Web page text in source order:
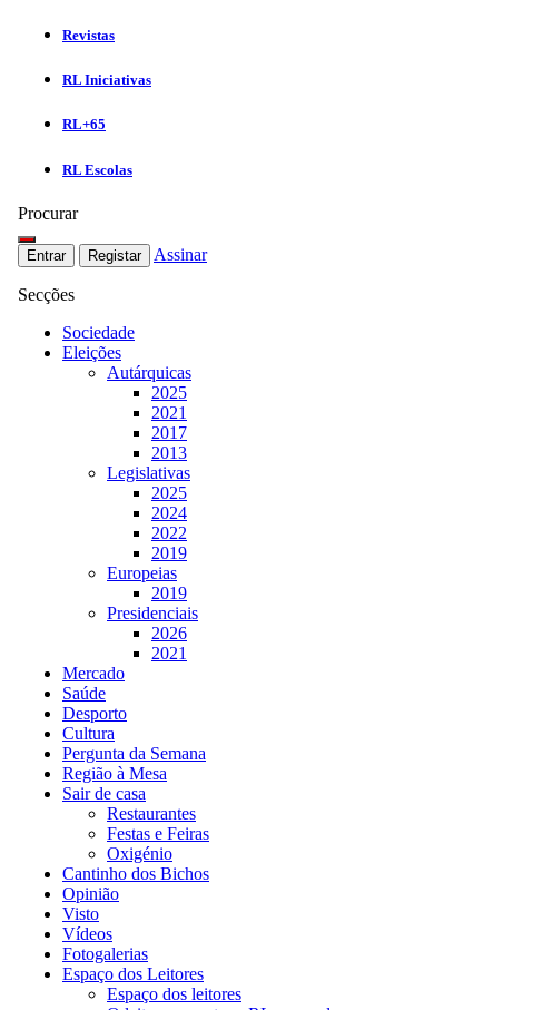
Revistas
RL Iniciativas
RL+65
RL Escolas
Procurar
Entrar Registar Assinar
Secções
Sociedade
Eleições
Autárquicas
2025
2021
2017
2013
Legislativas
2025
2024
2022
2019
Europeias
2019
Presidenciais
2026
2021
Mercado
Saúde
Desporto
Cultura
Pergunta da Semana
Região à Mesa
Sair de casa
Restaurantes
Festas e Feiras
Oxigénio
Cantinho dos Bichos
Opinião
Visto
Vídeos
Fotogalerias
Espaço dos Leitores
Espaço dos leitores